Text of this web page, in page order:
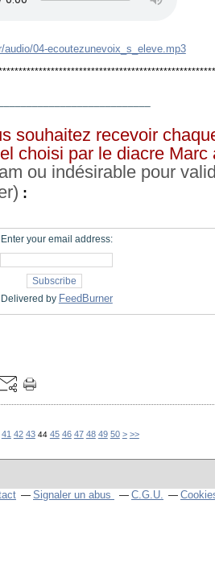
audio/04-ecoutezunevoix_s_eleve.mp3
souhaitez recevoir
choisi par le diacre Marc
ou indésirable pour
:
Enter your email address:
Delivered by FeedBurner
41 42 43 44 45 46 47 48 49 50 60
70
80
90
100
> >>
Signaler un abus C.G.U.